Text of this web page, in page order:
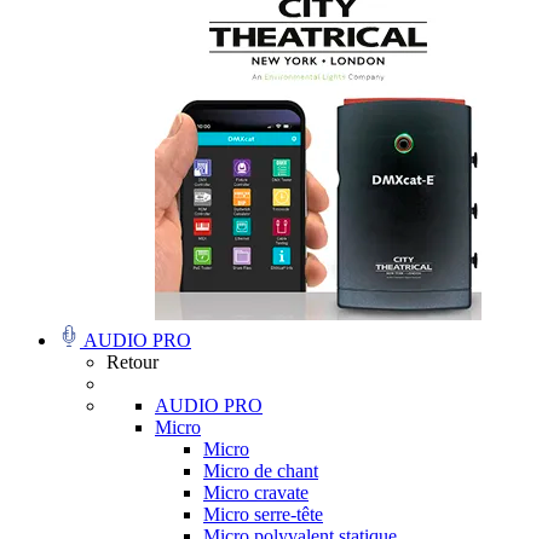
AUDIO PRO
Retour
AUDIO PRO
Micro
Micro
Micro de chant
Micro cravate
Micro serre-tête